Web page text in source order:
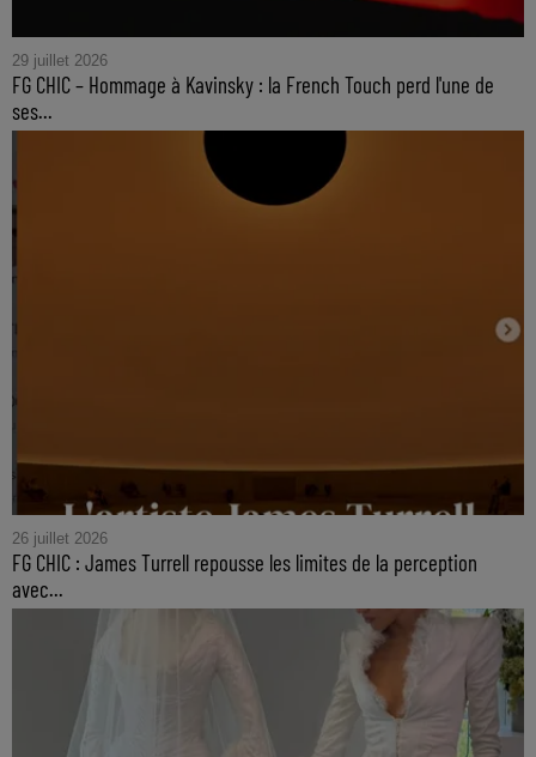
29 juillet 2026
FG CHIC – Hommage à Kavinsky : la French Touch perd l'une de
ses...
26 juillet 2026
FG CHIC : James Turrell repousse les limites de la perception
avec...